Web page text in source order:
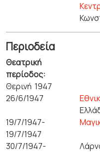
Περιοδεία
Θεατρική
περίοδος:
Θερινή 1947
26/6/1947
19/7/1947-
19/7/1947
30/7/1947-